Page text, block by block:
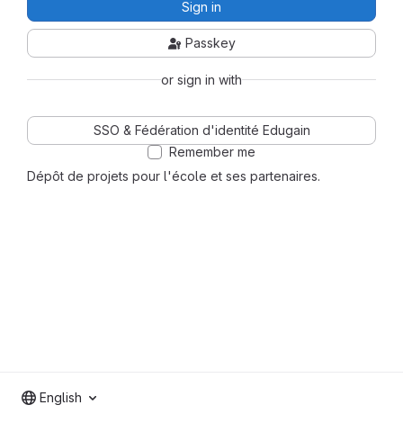
Dépôt de projets pour l'école et ses partenaires.
Sign in
Passkey
or sign in with
SSO & Fédération d'identité Edugain
Remember me
English